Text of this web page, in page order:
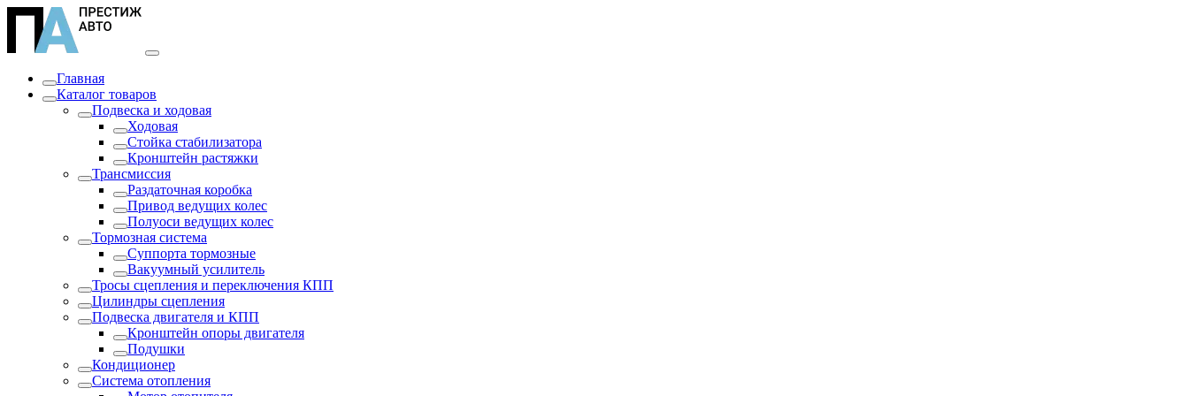
Главная
Каталог товаров
Подвеска и ходовая
Ходовая
Стойка стабилизатора
Кронштейн растяжки
Трансмиссия
Раздаточная коробка
Привод ведущих колес
Полуоси ведущих колес
Тормозная система
Суппорта тормозные
Вакуумный усилитель
Тросы сцепления и переключения КПП
Цилиндры сцепления
Подвеска двигателя и КПП
Кронштейн опоры двигателя
Подушки
Кондиционер
Система отопления